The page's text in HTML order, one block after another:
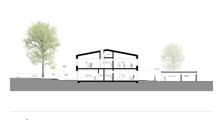
adipiscing elit.
aenean commodo ligula eget dolor. aenean massa. cum
sociis natoque penatibus et magnis dis parturient
montes, nascetur ridiculus mus. donec quam felis,
ultricies nec.